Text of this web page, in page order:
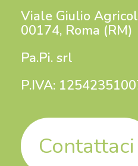
Viale Giulio
00174, Roma (RM)
Pa.Pi. srl
P.IVA:
Contattaci